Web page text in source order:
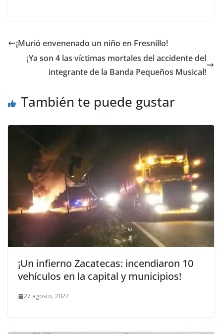
¡Murió envenenado un niño en Fresnillo!
¡Ya son 4 las víctimas mortales del acciden te del
integrante de la Banda Pequeños Music al!
También te puede gustar
¡Un infierno Zacatecas: incendiaron 10
vehículos en la capital y municipios!
27 agosto, 2022